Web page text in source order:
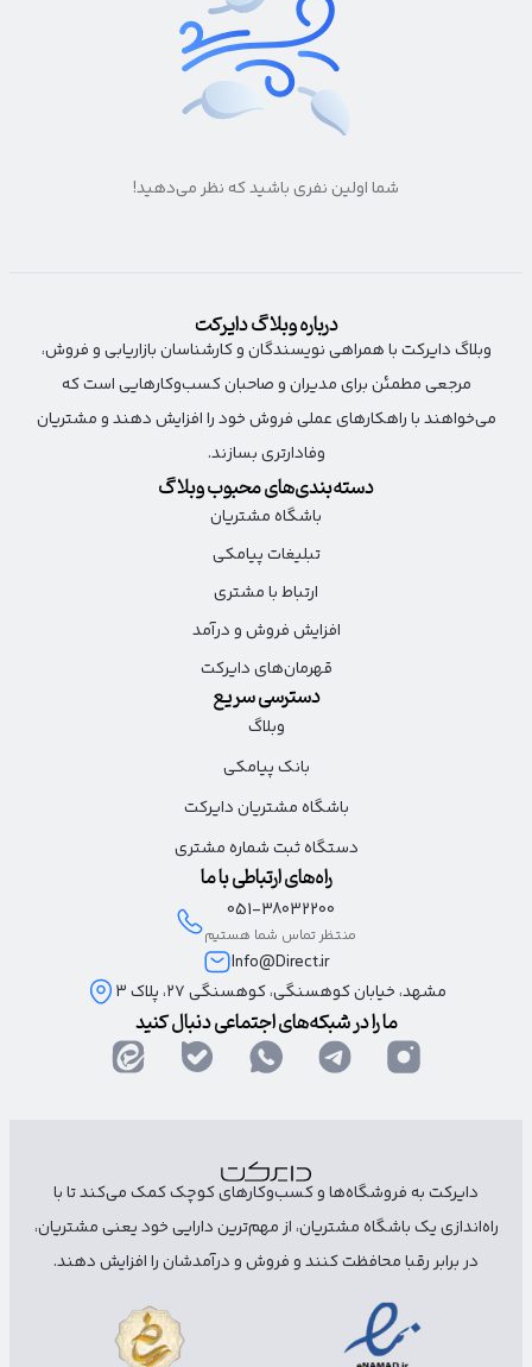
شما اولین نفری باشید که نظر می‌دهید!
درباره وبلاگ دایرکت
وبلاگ دایرکت با همراهی نویسندگان و کارشناسان بازاریابی و فروش،
مرجعی مطمئن برای مدیران و صاحبان کسب‌وکارهایی است که
می‌خواهند با راهکارهای عملی فروش خود را افزایش دهند و مشتریان
وفادارتری بسازند.
دسته‌بندی‌های محبوب وبلاگ
باشگاه مشتریان
تبلیغات پیامکی
ارتباط با مشتری
افزایش فروش و درآمد
قهرمان‌های دایرکت
دسترسی سریع
وبلاگ
بانک پیامکی
باشگاه مشتریان دایرکت
دستگاه ثبت شماره مشتری
راه‌های ارتباطی با ما
051-38032200
منتظر تماس شما هستیم
Info@Direct.ir
مشهد، خیابان کوهسنگی، کوهسنگی ۲۷، پلاک 3
ما را در شبکه‌های اجتماعی دنبال کنید
دایرکت به فروشگاه‌ها و کسب‌وکارهای کوچک کمک می‌کند تا با
راه‌اندازی یک باشگاه مشتریان، از مهم‌ترین دارایی خود یعنی مشتریان،
در برابر رقبا محافظت کنند و فروش و درآمدشان را افزایش دهند.